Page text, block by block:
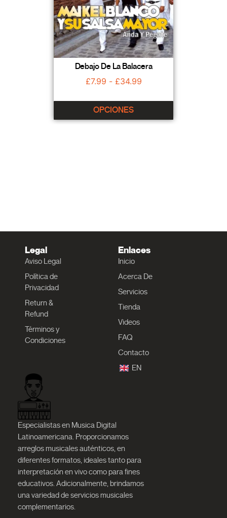
Debajo De La Balacera
£7.99 - £34.99
OPCIONES
Enlaces
Inicio
Acerca De
Servicios
Tienda
Videos
FAQ
Contacto
EN
Legal
Aviso Legal
Política de
Privacidad
Return &
Refund
Términos y
Condiciones
Especialistas en Musica Digital
Latinoamericana. Proporcionamos
arreglos musicales auténticos, en
diferentes formatos, ideales tanto para
interpretación en vivo como para fines
educativos. Adicionalmente, brindamos
una variedad de servicios musicales
complementarios.